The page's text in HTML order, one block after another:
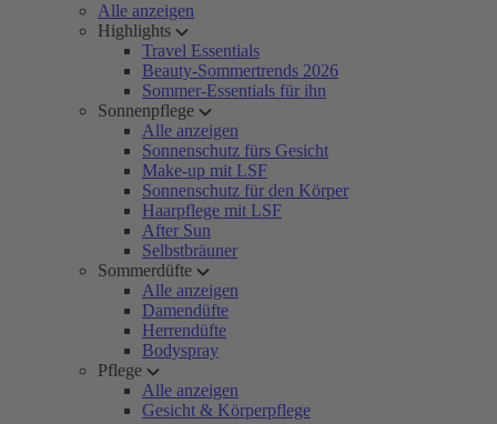
Alle anzeigen
Highlights
Travel Essentials
Beauty-Sommertrends 2026
Sommer-Essentials für ihn
Sonnenpflege
Alle anzeigen
Sonnenschutz fürs Gesicht
Make-up mit LSF
Sonnenschutz für den Körper
Haarpflege mit LSF
After Sun
Selbstbräuner
Sommerdüfte
Alle anzeigen
Damendüfte
Herrendüfte
Bodyspray
Pflege
Alle anzeigen
Gesicht & Körperpflege